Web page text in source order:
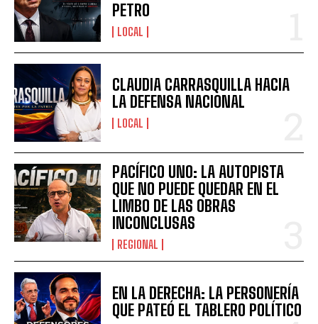
PETRO
LOCAL
CLAUDIA CARRASQUILLA HACIA
LA DEFENSA NACIONAL
LOCAL
PACÍFICO UNO: LA AUTOPISTA
QUE NO PUEDE QUEDAR EN EL
LIMBO DE LAS OBRAS
INCONCLUSAS
REGIONAL
EN LA DERECHA: LA PERSONERÍA
QUE PATEÓ EL TABLERO POLÍTICO